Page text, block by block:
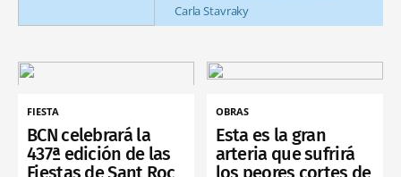
Carla Stavraky
FIESTA
BCN celebrará la
437ª edición de las
OBRAS
Esta es la gran
arteria que sufrirá